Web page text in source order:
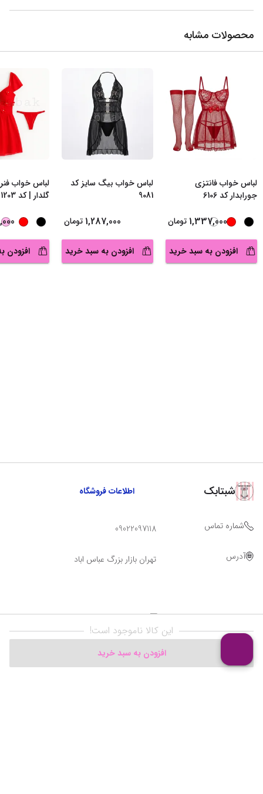
محصولات مشابه
لباس خواب فانتزی
جورابدار کد 6106
1,337,000 تومان
افزودن به سبد خرید
لباس خواب بیگ سایز کد
9081
1,287,000 تومان
افزودن به سبد خرید
لباس خواب
گلدار | کد 1203
افزودن
این کالا ناموجود است!
افزودن به سبد خرید
شبتابک اطلاعات فروشگاه
شماره تماس 09022097118
آدرس تهران بازار بزرگ عباس اباد